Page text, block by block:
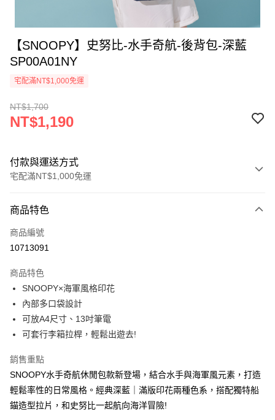
【SNOOPY】史努比-水手奇航-後背包-深藍
SP00A01NY
宅配滿NT$1,000免運
NT$1,700
NT$1,190
付款與運送方式
宅配滿NT$1,000免運
信用卡一次付款
信用卡分期付款
合作金庫商業銀行
華南商業銀行
上海商業儲蓄銀行
國泰世華商業銀行
臺灣中小企業銀行
聯邦商業銀行
元大商業銀行
永豐商業銀行
台新國際商業銀行
中國信託商業銀行
台灣樂天信用卡公司
6 期 0 利率 每期
華南商業銀行
上海商業儲蓄銀行
國泰世華商業銀行
匯豐（台灣）商業銀行
聯邦商業銀行
遠東國際商業銀行
元大商業銀行
永豐商業銀行
玉山商業銀行
星展（台灣）商業銀行
LINE Pay
Apple Pay
Google Pay
商品特色
商品編號
10713091
商品特色
SNOOPY×海軍風格印花
內部多口袋設計
可放A4尺寸、13吋筆電
可套行李箱拉桿，輕鬆出遊去!
銷售重點
SNOOPY水手奇航休閒包款新登場，結合水手與海軍風元素，打造
輕鬆率性的日常風格。經典深藍｜滿版印花兩種色系，搭配獨特船
錨造型拉片，和史努比一起航向海洋冒險!